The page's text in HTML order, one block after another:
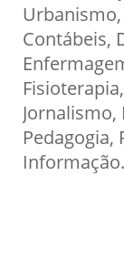
Contábeis,
Pedagogia,
Informação.